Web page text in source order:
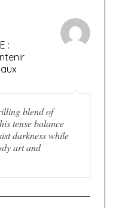
:
blend of
tense balance
darkness while
art and